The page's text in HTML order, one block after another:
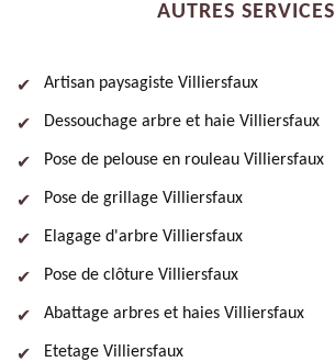
AUTRES SERVICES
Artisan paysagiste Villiersfaux
Dessouchage arbre et haie Villiersfaux
Pose de pelouse en rouleau Villiersfaux
Pose de grillage Villiersfaux
Elagage d'arbre Villiersfaux
Pose de clôture Villiersfaux
Abattage arbres et haies Villiersfaux
Etetage Villiersfaux